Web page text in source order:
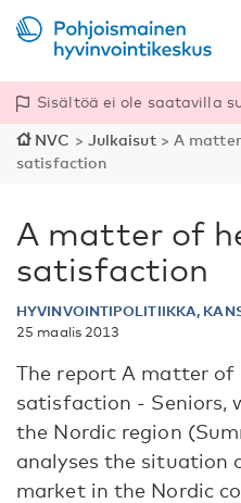
Sisältöä ei ole saatavilla
NVC > Julkaisut> A
satisfaction
A matter of
satisfaction
HYVINVOINTIPOLITIIKKA,
25 maalis 2013
The report A matter of
satisfaction - Seniors,
the Nordic region
analyses the situation
market in the Nordic